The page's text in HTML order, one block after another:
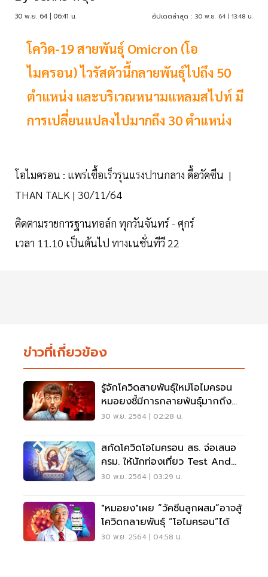
30 พ.ย. 64 | 06:41 น. อัปเดตล่าสุด : 30 พ.ย. 64 | 13:48 น.
โควิด-19 สายพันธุ์ Omicron (โอ
ไมครอน) ไวรัสตัวนี้กลายพันธุ์ไปถึง 50
ตำแหน่ง และบริเวณหนามแหลมสไปท์ มี
การเปลี่ยนแปลงไปมากถึง 30 ตำแหน่ง
โอไมครอน : แพร่เชื้อเร็วรุนแรงปานกลาง ดื้อวัคซีน |
THAN TALK | 30/11/64
ติดตามรายการฐานทอล์ก ทุกวันจันทร์ - ศุกร์
เวลา 11.10 เป็นต้นไป ทางเนชั่นทีวี 22
ข่าวที่เกี่ยวข้อง
รู้จักโควิดสายพันธุ์ใหม่โอไมครอน
หมอยงชี้มีการกลายพันธุ์มากถึง
50 ตำแหน่ง
30 พ.ย. 2564 | 02:28 น.
สกัดโควิดโอไมครอน สธ. จ่อเสนอ
ครม. ให้นักท่องเที่ยว Test And
Go ตรวจ RT-PCR
30 พ.ย. 2564 | 03:29 น.
"หมอยง"เผย “วัคซีนลูกผสม”อาจสู้
โควิดกลายพันธุ์ “โอไมครอน”ได้
30 พ.ย. 2564 | 04:58 น.